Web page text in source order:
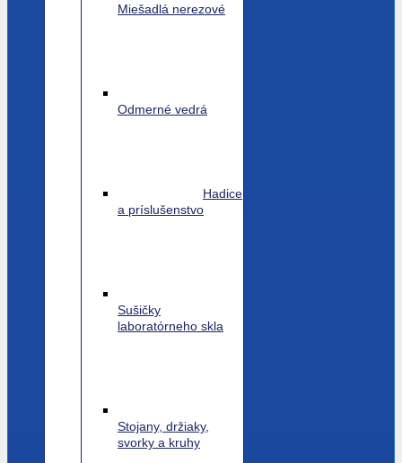
Miešadlá nerezové
Odmerné vedrá
Hadice
a príslušenstvo
Sušičky
laboratórneho skla
Stojany, držiaky,
svorky a kruhy